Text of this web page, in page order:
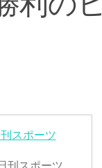
スポーツ